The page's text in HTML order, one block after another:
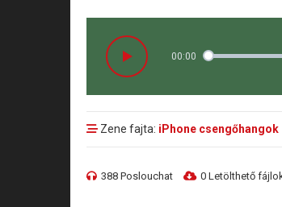
00:00
Zene fajta: iPhone csengőhangok
388 Poslouchat 0 Letölthető